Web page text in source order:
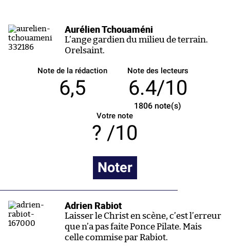
Aurélien Tchouaméni
L’ange gardien du milieu de terrain.
Orelsaint.
Note de la rédaction
6,5
Note des lecteurs
6.4/10
1806 note(s)
Votre note
/10
Noter
Adrien Rabiot
Laisser le Christ en scène, c’est l’erreur
que n’a pas faite Ponce Pilate. Mais
celle commise par Rabiot.